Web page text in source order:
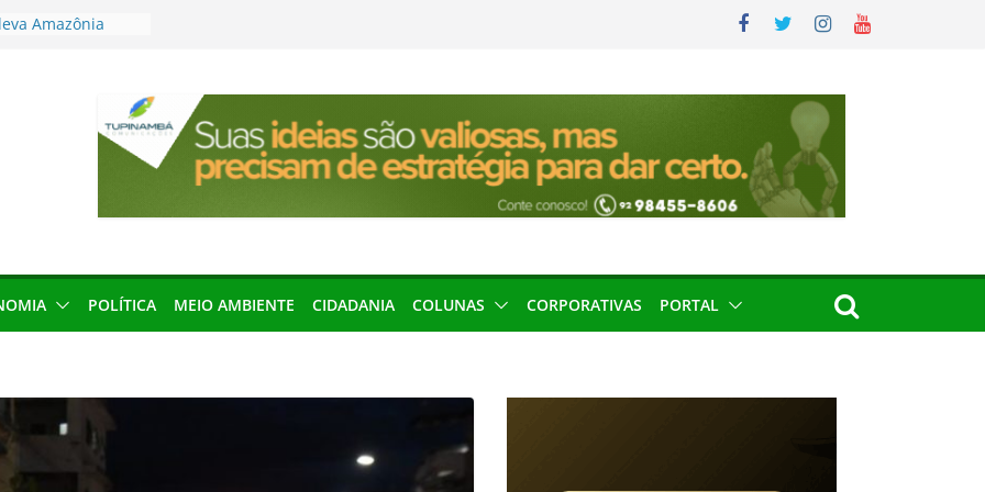
Amazônia
de 2027
local impróprio
fogo no Cemitério
protagonismo
podem barrar
POLÍTICA MEIO AMBIENTE CIDADANIA COLUNAS CORPORATIVAS PORTAL